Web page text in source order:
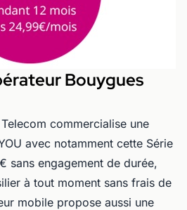
Bouygues
commercialise une
avec notamment cette Série
sans engagement de durée,
à tout moment sans frais de
mobile propose aussi une